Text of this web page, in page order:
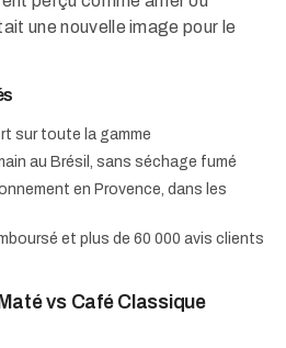
une nouvelle image pour le
sur toute la gamme
au Brésil, sans séchage fumé
en Provence, dans les
et plus de 60 000 avis clients
vs Café Classique